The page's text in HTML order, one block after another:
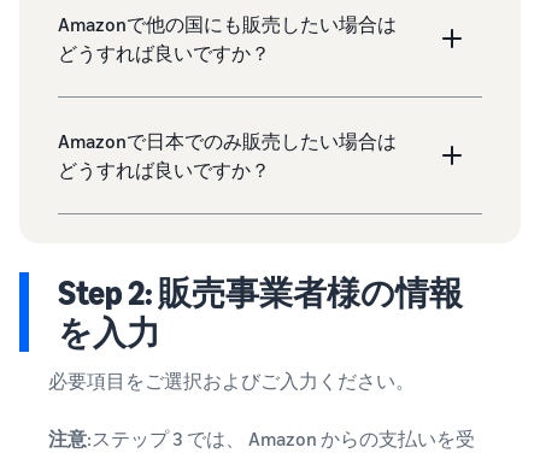
Amazonで他の国にも販売したい場合は
どうすれば良いですか？
Amazonで日本でのみ販売したい場合は
どうすれば良いですか？
Step 2: 販売事業者様の情報
を入力
必要項目をご選択およびご入力ください。
注意:ステップ 3 では、 Amazon からの支払いを受